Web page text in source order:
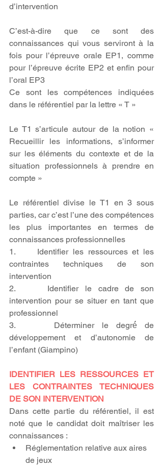
d’intervention
C’est-à-dire que ce sont des
connaissances qui vous serviront à la
fois pour l’épreuve orale EP1, comme
pour l’épreuve écrite EP2 et enfin pour
l’oral EP3
Ce sont les compétences indiquées
dans le référentiel par la lettre « T »
Le T1 s’articule autour de la notion «
Recueillir les informations, s’informer
sur les éléments du contexte et de la
situation professionnels à prendre en
compte »
Le référentiel divise le T1 en 3 sous
parties, car c’est l’une des compétences
les plus importantes en termes de
connaissances professionnelles
1.     Identifier les ressources et les
contraintes techniques de son
intervention
2.     Identifier le cadre de son
intervention pour se situer en tant que
professionnel
3.     Déterminer le degré́ de
développement et d’autonomie de
l’enfant (Giampino)
IDENTIFIER LES RESSOURCES ET
LES CONTRAINTES TECHNIQUES
DE SON INTERVENTION
Dans cette partie du référentiel, il est
noté que le candidat doit maîtriser les
connaissances :
Réglementation relative aux aires
de jeux